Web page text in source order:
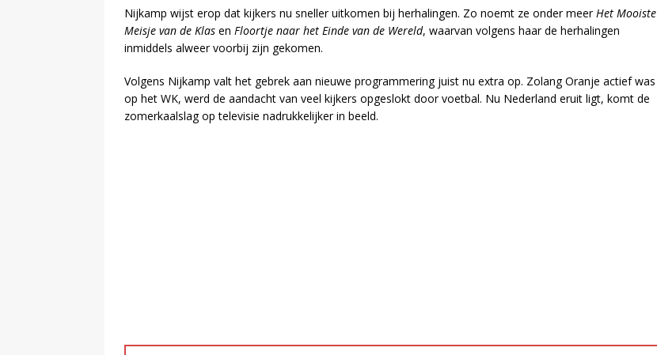
Nijkamp wijst erop dat kijkers nu sneller uitkomen bij herhalingen. Zo noemt ze onder meer Het Mooiste
Meisje van de Klas en Floortje naar het Einde van de Wereld, waarvan volgens haar de herhalingen
inmiddels alweer voorbij zijn gekomen.
Volgens Nijkamp valt het gebrek aan nieuwe programmering juist nu extra op. Zolang Oranje actief was
op het WK, werd de aandacht van veel kijkers opgeslokt door voetbal. Nu Nederland eruit ligt, komt de
zomerkaalslag op televisie nadrukkelijker in beeld.